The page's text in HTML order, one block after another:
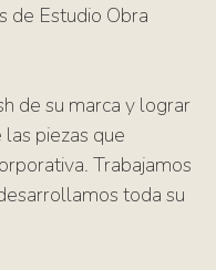
de Estudio Obra
de su marca y lograr
piezas que
Trabajamos
toda su